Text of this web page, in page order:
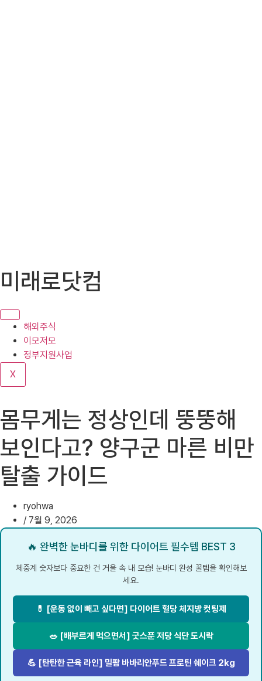
텐
로
기
미래로닷컴
해외주식
이모저모
정부지원사업
X
몸무게는 정상인데 뚱뚱해
보인다고? 양구군 마른 비만
탈출 가이드
ryohwa
/ 7월 9, 2026
🔥 완벽한 눈바디를 위한 다이어트 필수템 BEST 3
체중계 숫자보다 중요한 건 거울 속 내 모습! 눈바디 완성 꿀템을 확인해보
세요.
💊 [운동 없이 빼고 싶다면] 다이어트 혈당 체지방 컷팅제
🥗 [배부르게 먹으면서] 굿스푼 저당 식단 도시락
💪 [탄탄한 근육 라인] 밀팜 바바리안푸드 프로틴 쉐이크 2kg